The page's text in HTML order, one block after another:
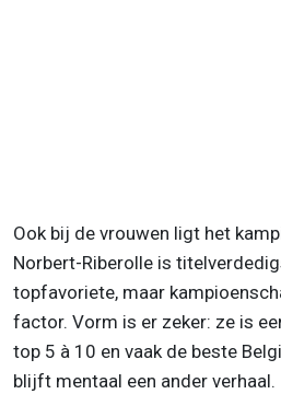
Ook bij de vrouwen ligt het
Norbert-Riberolle is
topfavoriete, maar
factor. Vorm is er zeker: ze is
top 5 à 10 en vaak de beste
blijft mentaal een ander verhaal.